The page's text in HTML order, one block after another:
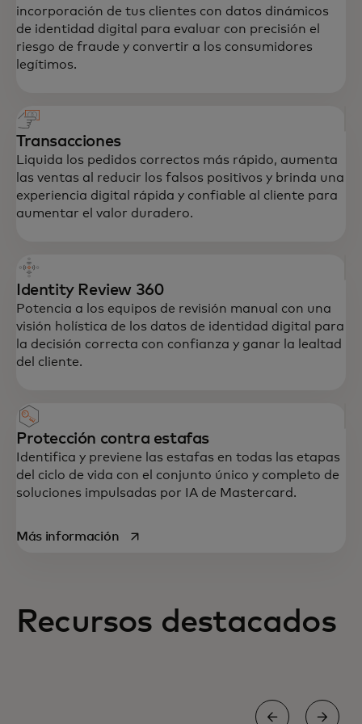
Una experiencia de usuario segura y fluida
en cada interacción es la piedra angular
incorporación de tus clientes con datos dinámicos
de identidad digital para evaluar con precisión el
riesgo de fraude y convertir a los consumidores
legítimos.
Transacciones
Liquida los pedidos correctos más rápido, aumenta
las ventas al reducir los falsos positivos y brinda una
experiencia digital rápida y confiable al cliente para
aumentar el valor duradero.
Identity Review 360
Potencia a los equipos de revisión manual con una
visión holística de los datos de identidad digital para
la decisión correcta con confianza y ganar la lealtad
del cliente.
Protección contra estafas
Identifica y previene las estafas en todas las etapas
del ciclo de vida con el conjunto único y completo de
soluciones impulsadas por IA de Mastercard.
Más informaciónse abre en una pestaña nueva
Recursos destacados